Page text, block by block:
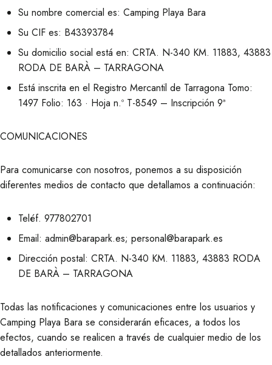
Su nombre comercial es: Camping Playa Bara
Su CIF es: B43393784
Su domicilio social está en: CRTA. N-340 KM. 11883, 43883
RODA DE BARÀ – TARRAGONA
Está inscrita en el Registro Mercantil de Tarragona Tomo:
1497 Folio: 163 · Hoja n.º T-8549 – Inscripción 9ª
COMUNICACIONES
Para comunicarse con nosotros, ponemos a su disposición
diferentes medios de contacto que detallamos a continuación:
Teléf. 977802701
Email: admin@barapark.es; personal@barapark.es
Dirección postal: CRTA. N-340 KM. 11883, 43883 RODA
DE BARÀ – TARRAGONA
Todas las notificaciones y comunicaciones entre los usuarios y
Camping Playa Bara se considerarán eficaces, a todos los
efectos, cuando se realicen a través de cualquier medio de los
detallados anteriormente.